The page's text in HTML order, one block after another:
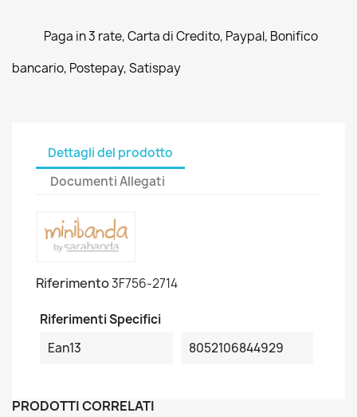
Paga in 3 rate, Carta di Credito, Paypal, Bonifico
bancario, Postepay, Satispay
Dettagli del prodotto
Documenti Allegati
Riferimento3F756-2714
Riferimenti Specifici
Ean13
8052106844929
PRODOTTI CORRELATI